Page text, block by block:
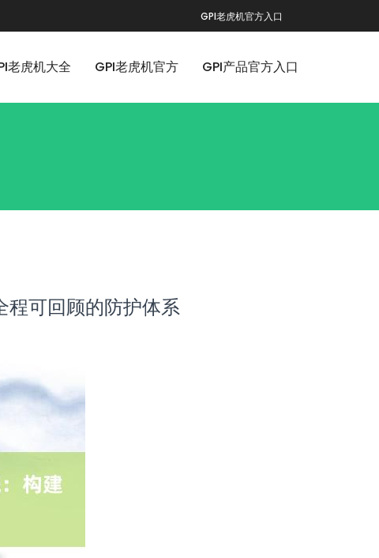
GPI老虎机官方入口
老虎机大全 GPI老虎机官方 GPI产品官方入口
程可回顾的防护体系